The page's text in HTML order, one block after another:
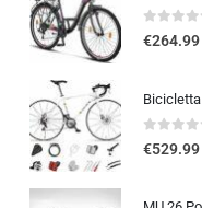
0out of 5
€264.99
0out of 5
€529.99